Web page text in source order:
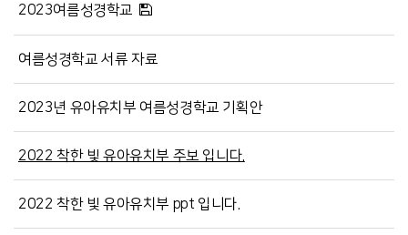
2023여름성경학교
여름성경학교 서류 자료
2023년 유아유치부 여름성경학교 기획안
2022 착한 빛 유아유치부 주보 입니다.
2022 착한 빛 유아유치부 ppt 입니다.